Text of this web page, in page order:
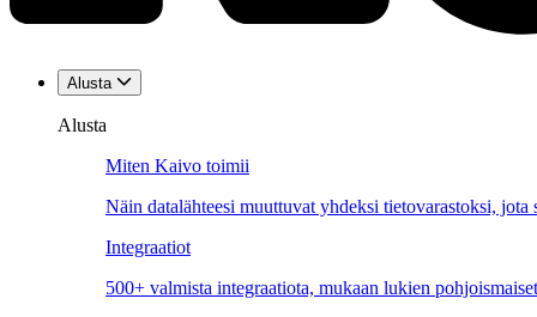
Alusta
Alusta
Miten Kaivo toimii
Näin datalähteesi muuttuvat yhdeksi tietovarastoksi, jota
Integraatiot
500+ valmista integraatiota, mukaan lukien